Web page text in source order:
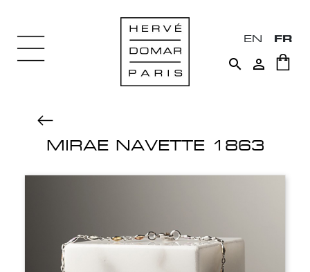
EN FR
 
MIRAE NAVETTE 1863